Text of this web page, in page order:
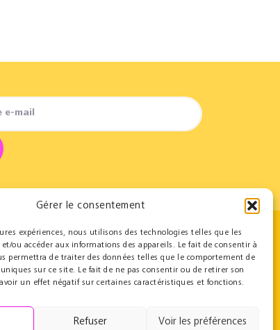
Gérer le consentement
expériences, nous utilisons des technologies telles que les
ou accéder aux informations des appareils. Le fait de consentir à
permettra de traiter des données telles que le comportement de
sur ce site. Le fait de ne pas consentir ou de retirer son
un effet négatif sur certaines caractéristiques et fonctions.
Refuser Voir les préférences
Contact
Contact